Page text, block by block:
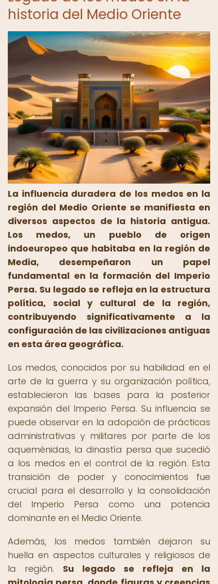
historia del Medio Oriente
La influencia duradera de los medos en la
región del Medio Oriente se manifiesta en
diversos aspectos de la historia antigua.
Los medos, un pueblo de origen
indoeuropeo que habitaba en la región de
Media, desempeñaron un papel
fundamental en la formación del Imperio
Persa. Su legado se refleja en la estructura
política, social y cultural de la región,
contribuyendo significativamente a la
configuración de las civilizaciones antiguas
en esta área geográfica.
Los medos, conocidos por su habilidad en el
arte de la guerra y su organización política,
establecieron las bases para la posterior
expansión del Imperio Persa. Su influencia se
puede observar en la adopción de prácticas
administrativas y militares por parte de los
aqueménidas, la dinastía persa que sucedió
a los medos en el control de la región. Esta
transición de poder y conocimientos fue
crucial para el desarrollo y la consolidación
del Imperio Persa como una potencia
dominante en el Medio Oriente.
Además, los medos también dejaron su
huella en aspectos culturales y religiosos de
la región. Su legado se refleja en la